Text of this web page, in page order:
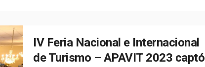
IV Feria Nacional e Internacional
de Turismo – APAVIT 2023 captó